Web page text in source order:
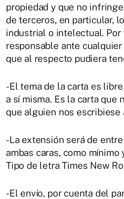
propiedad y que no
de terceros, en particular,
industrial o intelectual. Por
responsable ante
que al respecto pudiera
-El tema de la carta es
a sí misma. Es la carta que
que alguien nos escribiese
-La extensión será de
ambas caras, como
Tipo de letra Times New
-El envío, por cuenta del